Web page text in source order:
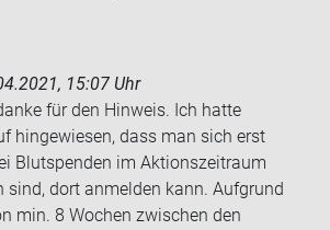
15:07 Uhr
für den Hinweis. Ich hatte
hingewiesen, dass man sich erst
Blutspenden im Aktionszeitraum
sind, dort anmelden kann. Aufgrund
min. 8 Wochen zwischen den